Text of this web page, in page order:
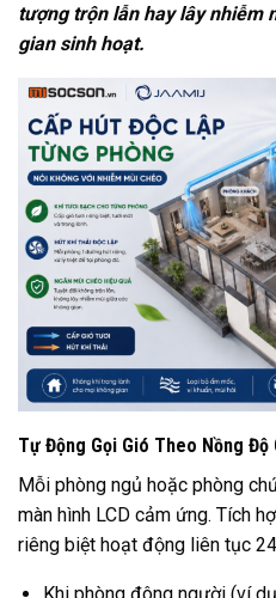
tượng trộn lẫn hay lây nhiễm
gian sinh hoạt.
Tự Động Gọi Gió Theo Nồng Độ
Mỗi phòng ngủ hoặc phòng
màn hình LCD cảm ứng. Tích
riêng biệt hoạt động liên tục